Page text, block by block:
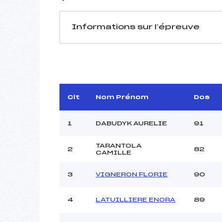
Informations sur l’épreuve
D.T Adjoint :
Dir. Epreuve :
Pénalité appliquée :
Clt Nom Prénom Dos
1 DABUDYK AURELIE 91
2
TARANTOLA
CAMILLE
82
3 VIGNERON FLORIE 90
4 LATUILLIERE ENORA 89